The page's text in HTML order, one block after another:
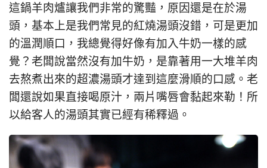
這鍋羊肉爐讓我們非常的驚豔，原因還是在於湯
頭，基本上是我們常見的紅燒湯頭沒錯，可是更加
的溫潤順口，我總覺得好像有加入牛奶一樣的感
覺？老闆說當然沒有加牛奶，是靠著用一大堆羊肉
去熬煮出來的超濃湯頭才達到這麼滑順的口感。老
闆還說如果直接喝原汁，兩片嘴唇會黏起來勒！所
以給客人的湯頭其實已經有稀釋過。